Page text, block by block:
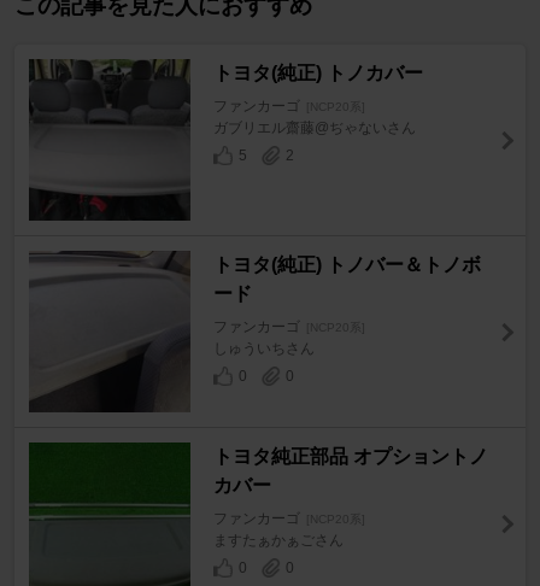
この記事を見た人におすすめ
トヨタ(純正) トノカバー
ファンカーゴ [NCP20系]
ガブリエル齋藤@ぢゃないさん
5
2
トヨタ(純正) トノバー＆トノボ
ード
ファンカーゴ [NCP20系]
しゅういちさん
0
0
トヨタ純正部品 オプショントノ
カバー
ファンカーゴ [NCP20系]
ますたぁかぁごさん
0
0